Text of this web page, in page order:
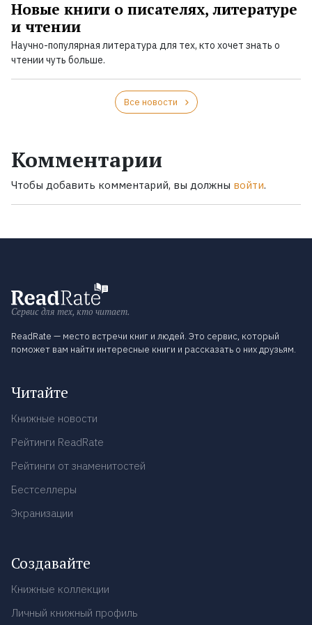
Новые книги о писателях, литературе
и чтении
Научно-популярная литература для тех, кто хочет знать о
чтении чуть больше.
Все новости
Комментарии
Чтобы добавить комментарий, вы должны войти.
Сервис для тех, кто читает.
ReadRate — место встречи книг и людей. Это сервис, который
поможет вам найти интересные книги и рассказать о них друзьям.
Читайте
Книжные новости
Рейтинги ReadRate
Рейтинги от знаменитостей
Бестселлеры
Экранизации
Создавайте
Книжные коллекции
Личный книжный профиль